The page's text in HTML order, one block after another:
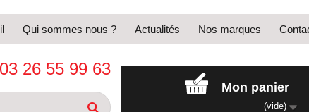
Qui sommes nous ? Actualités Nos marques
03 26 55 99 63
Mon panier
(vide)